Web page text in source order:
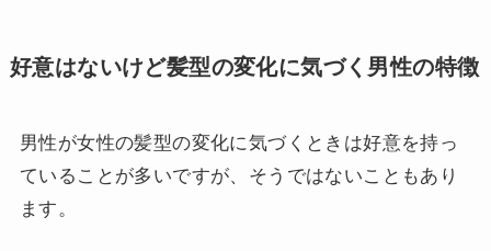
好意はないけど髪型の変化に気づく男性の特徴
男性が女性の髪型の変化に気づくときは好意を持っ
ていることが多いですが、そうではないこともあり
ます。